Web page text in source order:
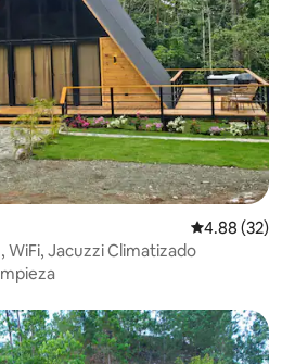
Calificación
4.88 (32)
WiFi, Jacuzzi Climatizado